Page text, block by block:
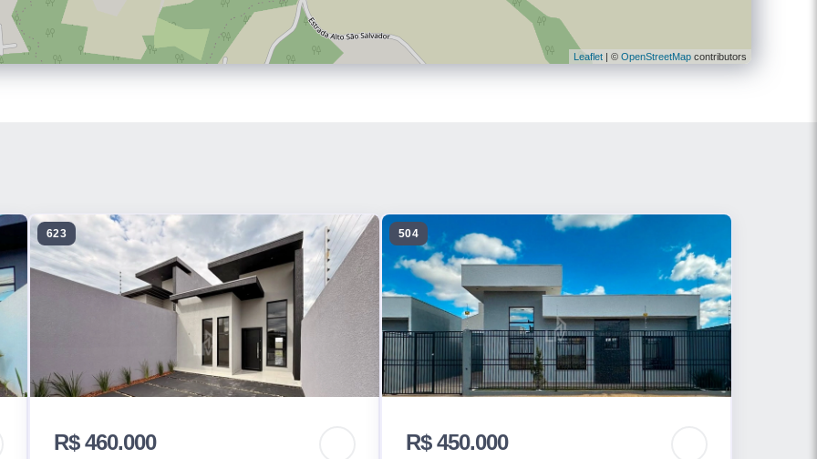
Leaflet | © OpenStreetMap contributors
623
R$ 460.000
504
R$ 450.000